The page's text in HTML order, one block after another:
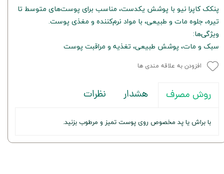
پنکک کاپرا نیو با پوشش یکدست، مناسب برای پوست‌های متوسط تا
تیره، جلوه مات و طبیعی، با مواد نرم‌کننده و مغذی پوست.
ویژگی‌ها:
سبک و مات، پوشش طبیعی، تغذیه و مراقبت پوست
افزودن به علاقه مندی ها
روش مصرف هشدار نظرات
با براش یا پد مخصوص روی پوست تمیز و مرطوب بزنید.